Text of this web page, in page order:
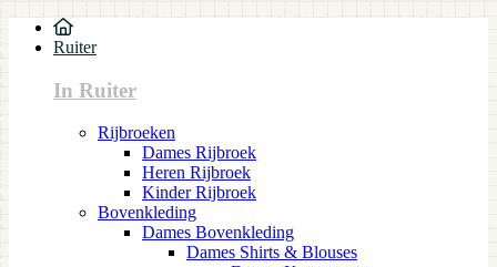
Ruiter
In Ruiter
Rijbroeken
Dames Rijbroek
Heren Rijbroek
Kinder Rijbroek
Bovenkleding
Dames Bovenkleding
Dames Shirts & Blouses